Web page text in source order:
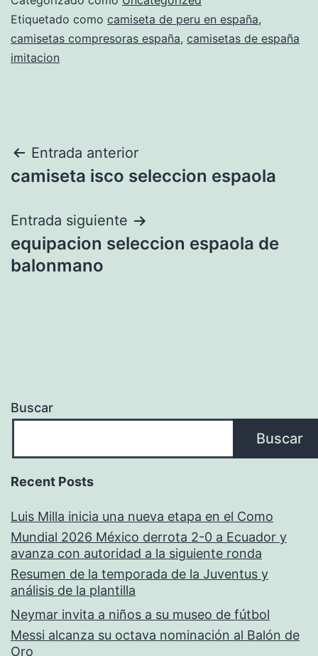
Etiquetado como camiseta de peru en españa,
camisetas compresoras españa, camisetas de españa
imitacion
Navegación
de
entradas
Entrada anterior
camiseta isco seleccion espaola
Entrada siguiente
equipacion seleccion espaola de
balonmano
Buscar
Buscar
Recent Posts
Luis Milla inicia una nueva etapa en el Como
Mundial 2026 México derrota 2-0 a Ecuador y
avanza con autoridad a la siguiente ronda
Resumen de la temporada de la Juventus y
análisis de la plantilla
Neymar invita a niños a su museo de fútbol
Messi alcanza su octava nominación al Balón de
Oro